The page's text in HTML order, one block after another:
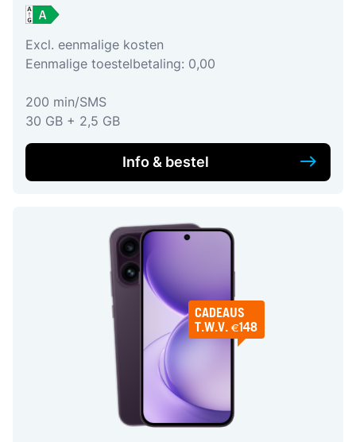
Excl. eenmalige kosten
Eenmalige toestelbetaling: 0,00
200 min/SMS
30 GB + 2,5 GB
Info & bestel
CADEAUS
T.W.V. €148